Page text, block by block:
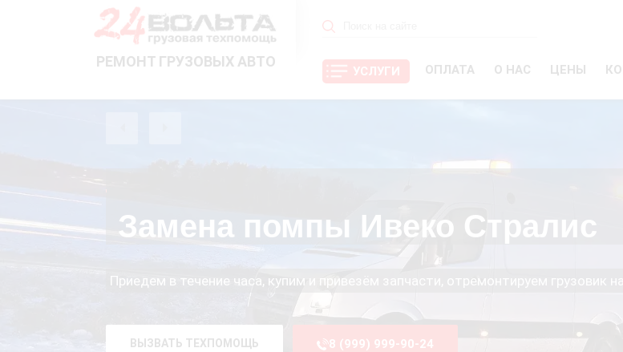
РЕМОНТ ГРУЗОВЫХ АВТО
УСЛУГИ ОПЛАТА О НАС ЦЕНЫ
Замена помпы Ивеко Стралис
Приедем в течение часа, купим и привезём запчасти, отремонтируем грузовик
ВЫЗВАТЬ ТЕХПОМОЩЬ 8 (999) 999-90-24